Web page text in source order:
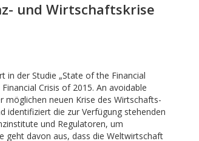
und Wirtschaftskrise
in der Studie „State of the Financial
Crisis of 2015. An avoidable
möglichen neuen Krise des Wirtschafts-
identifiziert die zur Verfügung stehenden
und Regulatoren, um
geht davon aus, dass die Weltwirtschaft